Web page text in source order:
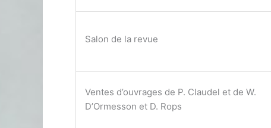
Salon de la revue
Ventes d’ouvrages de P. Claudel et de W.
D’Ormesson et D. Rops